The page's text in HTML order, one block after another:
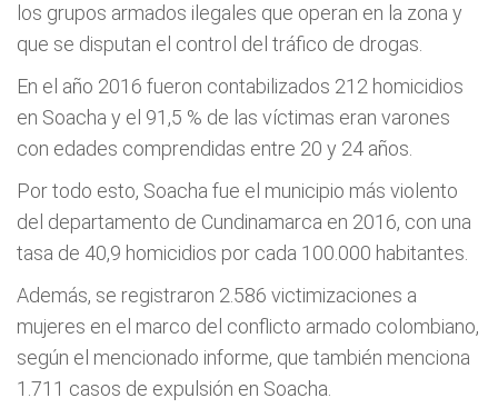
los grupos armados ilegales que operan en la zona y
que se disputan el control del tráfico de drogas.
En el año 2016 fueron contabilizados 212 homicidios
en Soacha y el 91,5 % de las víctimas eran varones
con edades comprendidas entre 20 y 24 años.
Por todo esto, Soacha fue el municipio más violento
del departamento de Cundinamarca en 2016, con una
tasa de 40,9 homicidios por cada 100.000 habitantes.
Además, se registraron 2.586 victimizaciones a
mujeres en el marco del conflicto armado colombiano,
según el mencionado informe, que también menciona
1.711 casos de expulsión en Soacha.